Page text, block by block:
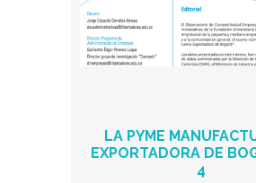
LA PYME
EXPORTADORA DE
4